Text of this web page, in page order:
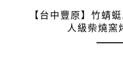
【台中豐原】竹蜻
人級柴燒窯